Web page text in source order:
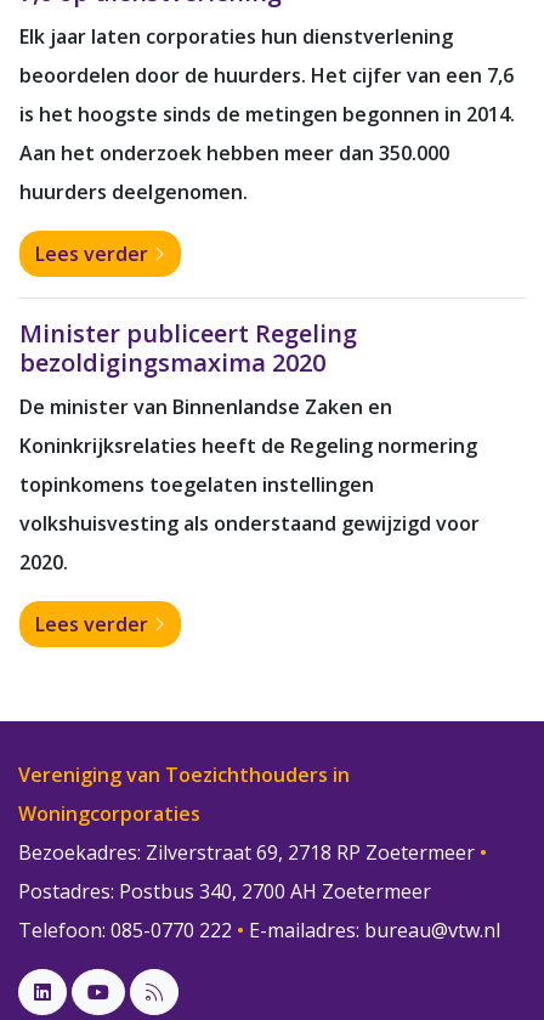
Elk jaar laten corporaties hun dienstverlening
beoordelen door de huurders. Het cijfer van een 7,6
is het hoogste sinds de metingen begonnen in 2014.
Aan het onderzoek hebben meer dan 350.000
huurders deelgenomen.
Lees verder
Minister publiceert Regeling
bezoldigingsmaxima 2020
De minister van Binnenlandse Zaken en
Koninkrijksrelaties heeft de Regeling normering
topinkomens toegelaten instellingen
volkshuisvesting als onderstaand gewijzigd voor
2020.
Lees verder
Vereniging van Toezichthouders in
Woningcorporaties
Bezoekadres: Zilverstraat 69, 2718 RP Zoetermeer •
Postadres: Postbus 340, 2700 AH Zoetermeer
Telefoon: 085-0770 222 • E-mailadres: bureau@vtw.nl